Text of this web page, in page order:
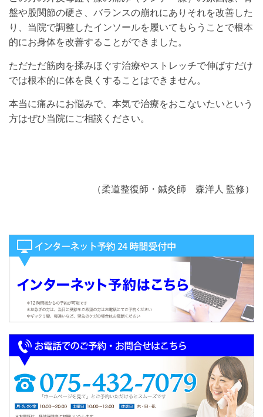
盤や股関節の硬さ、バランスの崩れにありそれを改善した
り、当院で調整したインソールを履いてもらうことで根本
的にお身体を改善することができました。
ただただ筋肉を揉みほぐす治療やストレッチで伸ばすだけ
では根本的に体を良くすることはできません。
本当に痛みにお悩みで、本気で治療をおこないたいという
方はぜひ当院にご相談ください。
（柔道整復師・鍼灸師 森洋人 監修）